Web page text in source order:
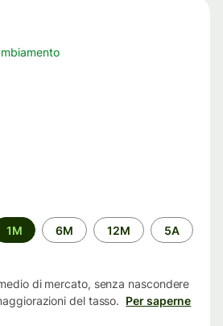
1M 6M 12M 5A
di mercato, senza nascondere
del tasso. Per saperne